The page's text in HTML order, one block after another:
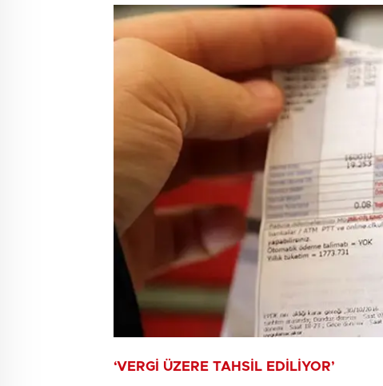
‘VERGİ ÜZERE TAHSİL EDİLİYOR’